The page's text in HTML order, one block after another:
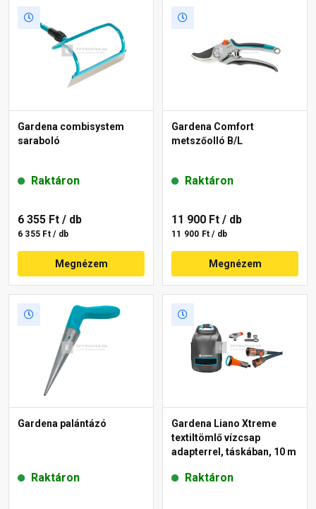
Gardena combisystem
saraboló
Raktáron
6 355 Ft / db
6 355 Ft / db
Megnézem
Gardena Comfort
metszőolló B/L
Raktáron
11 900 Ft / db
11 900 Ft / db
Megnézem
Gardena palántázó
Raktáron
Gardena Liano Xtreme
textiltömlő vízcsap
adapterrel, táskában, 10 m
Raktáron